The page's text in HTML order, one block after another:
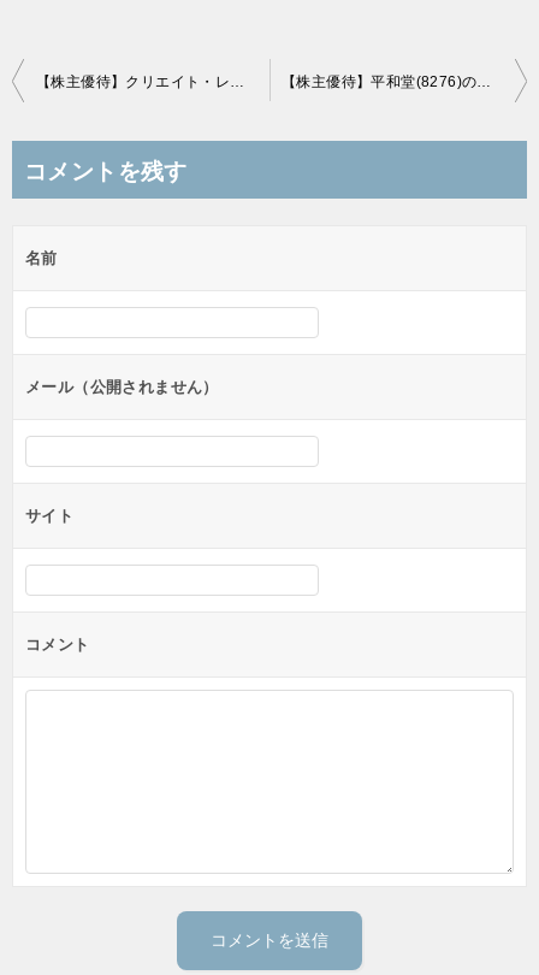
投
ビ
ー
シ
ン
【株主優待】クリエイト・レストランツ・ホールディングス(3387)の優待到着！200株3,000円分の優待券！ 【株主優待】平和堂(8276)の優待到着！500円相当のデジタルギフト券！
コメントを残す
名前
メール（公開されません）
サイト
コメント